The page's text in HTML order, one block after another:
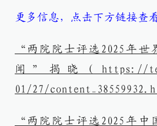
更多信息，点击下方链接查看
“两院院士评选2025年世
闻”揭晓（https://
01/27/
“两院院士评选2025年中